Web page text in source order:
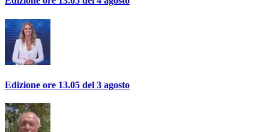
Edizione ore 13.05 del 3 agosto